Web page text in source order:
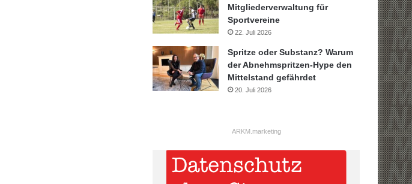
Mitgliederverwaltung für
Sportvereine
22. Juli 2026
Spritze oder Substanz? Warum
der Abnehmspritzen-Hype den
Mittelstand gefährdet
20. Juli 2026
ARKM.marketing